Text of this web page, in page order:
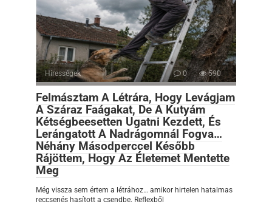
Hírességek 0 590
Felmásztam A Létrára, Hogy Levágjam
A Száraz Faágakat, De A Kutyám
Kétségbeesetten Ugatni Kezdett, És
Lerángatott A Nadrágomnál Fogva…
Néhány Másodperccel Később
Rájöttem, Hogy Az Életemet Mentette
Meg
Még vissza sem értem a létrához… amikor hirtelen hatalmas
reccsenés hasított a csendbe. Reflexből